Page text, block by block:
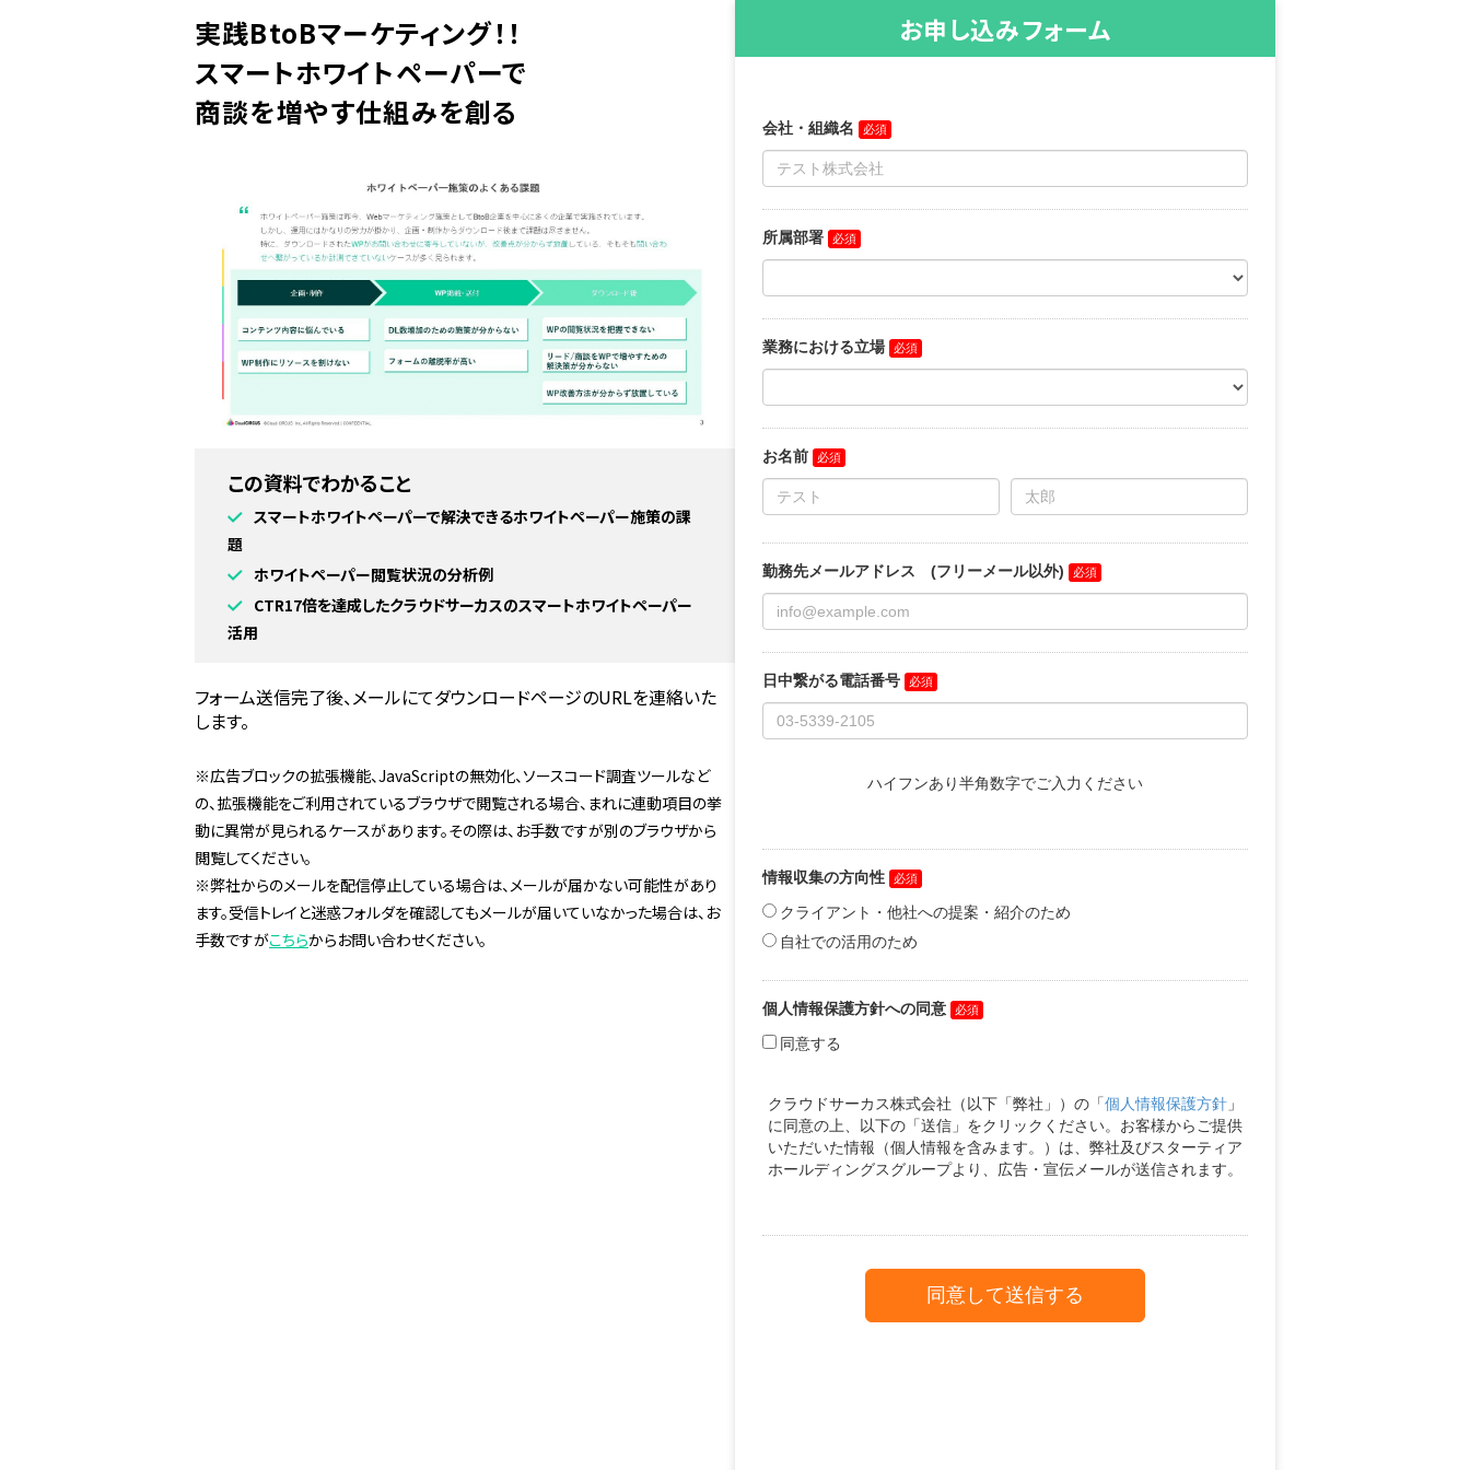
実践BtoBマーケティング！！
スマートホワイトペーパーで
商談を増やす仕組みを創る
この資料でわかること
スマートホワイトペーパーで解決できるホワイトペーパー施策の課
題
ホワイトペーパー閲覧状況の分析例
CTR17倍を達成したクラウドサーカスのスマートホワイトペーパー
活用
フォーム送信完了後、メールにてダウンロードページのURLを連絡いた
します。
※広告ブロックの拡張機能、JavaScriptの無効化、ソースコード調査ツールなど
の、拡張機能をご利用されているブラウザで閲覧される場合、まれに連動項目の挙
動に異常が見られるケースがあります。その際は、お手数ですが別のブラウザから
閲覧してください。
※弊社からのメールを配信停止している場合は、メールが届かない可能性があり
ます。受信トレイと迷惑フォルダを確認してもメールが届いていなかった場合は、お
手数ですがこちらからお問い合わせください。
お申し込みフォーム